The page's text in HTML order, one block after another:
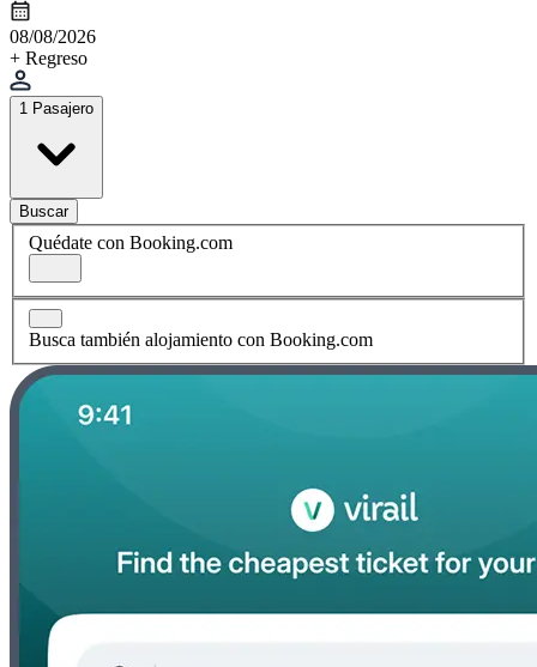
08/08/2026
+ Regreso
1 Pasajero
Buscar
Quédate con Booking.com
Busca también alojamiento con Booking.com